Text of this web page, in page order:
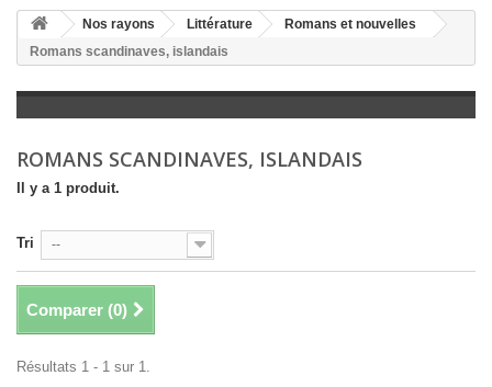
+
ARTS ET SOCIÉTÉ
+
LITTÉRATURE
LOISIRS, VIE PRATIQUE
SCOLAIRE ET DICTIONNAIRE
+
LIVRES ANCIENS AVANT 1945
Nos rayons Littérature
Romans et nouvelles
Romans scandinaves, islandais
ROMANS SCANDINAVES, ISLANDAIS
Il y a 1 produit.
Tri --
Comparer (0)
Résultats 1 - 1 sur 1.